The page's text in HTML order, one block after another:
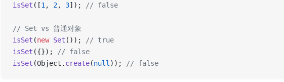
isSet ([1 , 2, 3]); // false
// Set vs 普通对象
isSet (new Set ());
// true
isSet ({});
// false
isSet (Object. create(null )); // false